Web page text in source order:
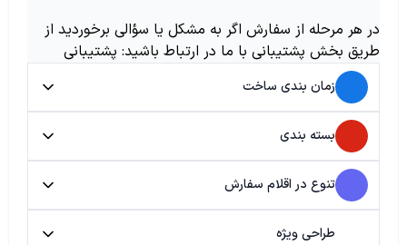
در هر مرحله از سفارش اگر به مشکل یا سؤالی برخوردید از
طریق بخش پشتیبانی با ما در ارتباط باشید: پشتیبانی
زمان بندی ساخت
بسته بندی
تنوع در اقلام سفارش
طراحی ویژه